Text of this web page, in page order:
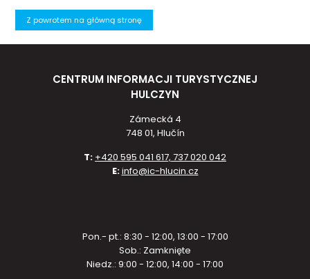
Z powrotem na główną stronę
CENTRUM INFORMACJI TURYSTYCZNEJ
HULCZYN
Zámecká 4
748 01, Hlučín
T: +420 595 041 617, 737 020 042
E:info@ic-hlucin.cz
Pon.- pt.: 8:30 - 12:00, 13:00 - 17:00
Sob.: Zamknięte
Niedz.: 9:00 - 12:00, 14:00 - 17:00